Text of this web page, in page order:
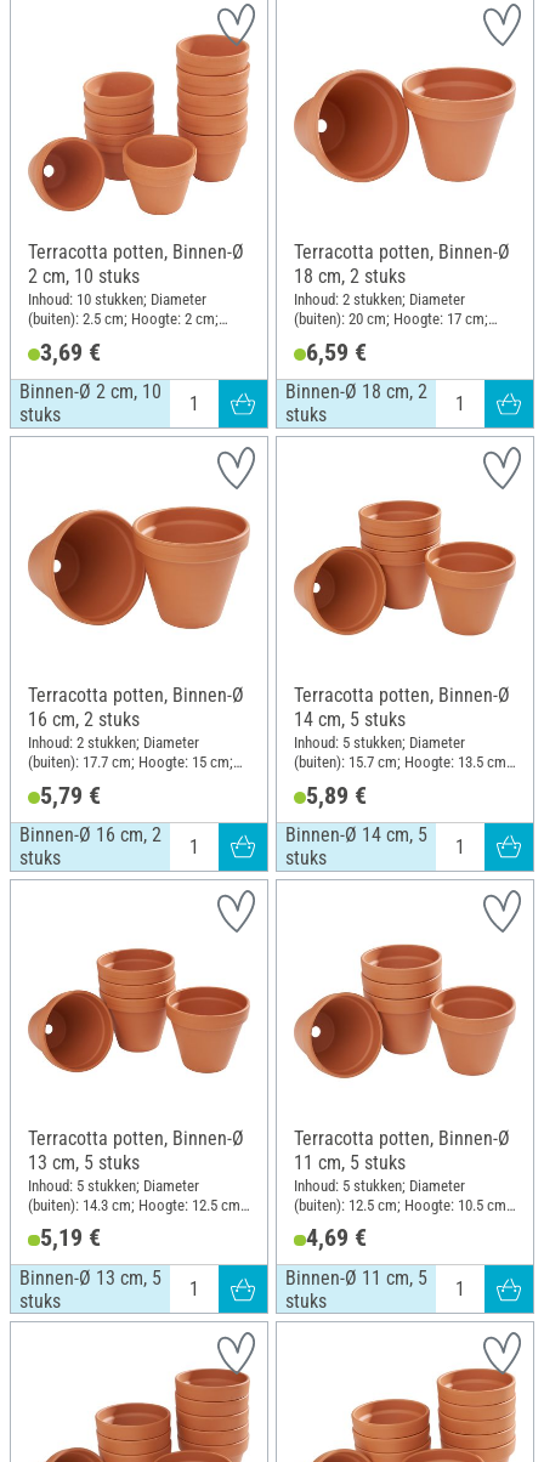
Terracotta potten, Binnen-Ø
2 cm, 10 stuks
Inhoud: 10 stukken; Diameter
(buiten): 2.5 cm; Hoogte: 2 cm;
3,69 €
Binnen-Ø 2 cm, 10
stuks
Terracotta potten, Binnen-Ø
18 cm, 2 stuks
Inhoud: 2 stukken; Diameter
(buiten): 20 cm; Hoogte: 17 cm;
6,59 €
Binnen-Ø 18 cm, 2
stuks
Terracotta potten, Binnen-Ø
16 cm, 2 stuks
Inhoud: 2 stukken; Diameter
(buiten): 17.7 cm; Hoogte: 15 cm;
5,79 €
Binnen-Ø 16 cm, 2
stuks
Terracotta potten, Binnen-Ø
14 cm, 5 stuks
Inhoud: 5 stukken; Diameter
(buiten): 15.7 cm; Hoogte: 13.5 cm;
5,89 €
Binnen-Ø 14 cm, 5
stuks
Terracotta potten, Binnen-Ø
13 cm, 5 stuks
Inhoud: 5 stukken; Diameter
(buiten): 14.3 cm; Hoogte: 12.5 cm;
Materiaal: Terracotta
5,19 €
Binnen-Ø 13 cm, 5
stuks
Terracotta potten, Binnen-Ø
11 cm, 5 stuks
Inhoud: 5 stukken; Diameter
(buiten): 12.5 cm; Hoogte: 10.5 cm;
Materiaal: Terracotta
4,69 €
Binnen-Ø 11 cm, 5
stuks